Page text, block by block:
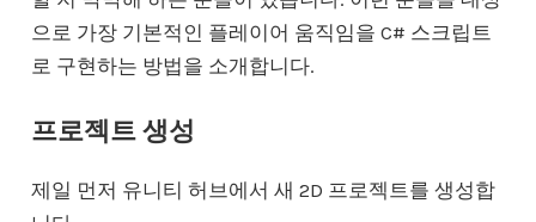
으로 가장 기본적인 플레이어 움직임을 C# 스크립트
로 구현하는 방법을 소개합니다.
프로젝트 생성
제일 먼저 유니티 허브에서 새 2D 프로젝트를 생성합